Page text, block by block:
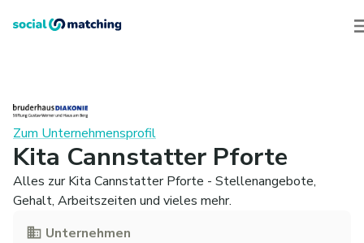
Zum Unternehmensprofil
Kita Cannstatter Pforte
Alles zur Kita Cannstatter Pforte - Stellenangebote,
Gehalt, Arbeitszeiten und vieles mehr.
Unternehmen